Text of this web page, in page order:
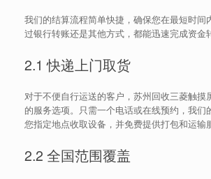
我们的结算流程简单快捷，确保您在最短时间
过银行转账还是其他方式，都能迅速完成资金
2.1 快递上门取货
对于不便自行运送的客户，苏州回收三菱触摸
的服务选项。只需一个电话或在线预约，我们
您指定地点收取设备，并免费提供打包和运输
2.2 全国范围覆盖